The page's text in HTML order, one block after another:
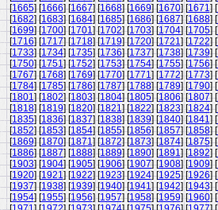
[1665] [1666] [1667] [1668] [1669] [1670] [1671] [
[1682] [1683] [1684] [1685] [1686] [1687] [1688] [
[1699] [1700] [1701] [1702] [1703] [1704] [1705] [
[1716] [1717] [1718] [1719] [1720] [1721] [1722] [
[1733] [1734] [1735] [1736] [1737] [1738] [1739] [
[1750] [1751] [1752] [1753] [1754] [1755] [1756] [
[1767] [1768] [1769] [1770] [1771] [1772] [1773] [
[1784] [1785] [1786] [1787] [1788] [1789] [1790] [
[1801] [1802] [1803] [1804] [1805] [1806] [1807] [
[1818] [1819] [1820] [1821] [1822] [1823] [1824] [
[1835] [1836] [1837] [1838] [1839] [1840] [1841] [
[1852] [1853] [1854] [1855] [1856] [1857] [1858] [
[1869] [1870] [1871] [1872] [1873] [1874] [1875] [
[1886] [1887] [1888] [1889] [1890] [1891] [1892] [
[1903] [1904] [1905] [1906] [1907] [1908] [1909] [
[1920] [1921] [1922] [1923] [1924] [1925] [1926] [
[1937] [1938] [1939] [1940] [1941] [1942] [1943] [
[1954] [1955] [1956] [1957] [1958] [1959] [1960] [